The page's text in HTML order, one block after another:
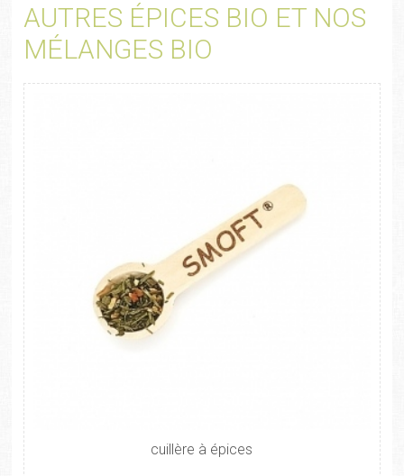
AUTRES ÉPICES BIO ET NOS
MÉLANGES BIO
cuillère à épices